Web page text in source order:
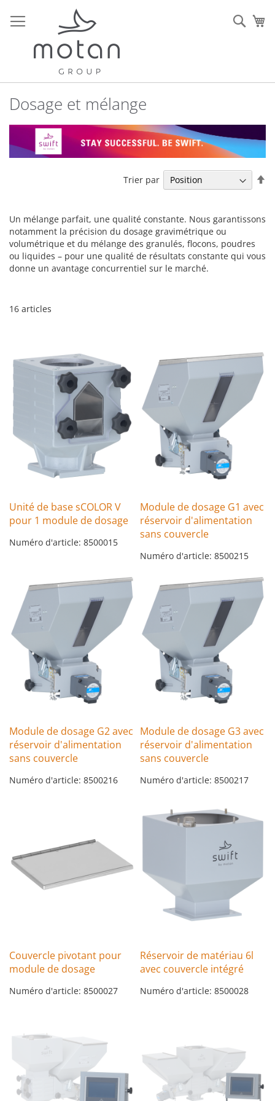
au
contenu
Dosage et mélange
Un mélange parfait, une qualité constante. Nous garantissons
notamment la précision du dosage gravimétrique ou
volumétrique et du mélange des granulés, flocons, poudres
ou liquides – pour une qualité de résultats constante qui vous
donne un avantage concurrentiel sur le marché.
16 articles
Trier par
Unité de base sCOLOR V
pour 1 module de dosage
Numéro d'article: 8500015
Module de dosage G1 avec
réservoir d'alimentation
sans couvercle
Numéro d'article: 8500215
Module de dosage G2 avec
réservoir d'alimentation
sans couvercle
Numéro d'article: 8500216
Module de dosage G3 avec
réservoir d'alimentation
sans couvercle
Numéro d'article: 8500217
Couvercle pivotant pour
module de dosage
Numéro d'article: 8500027
Réservoir de matériau 6l
avec couvercle intégré
Numéro d'article: 8500028